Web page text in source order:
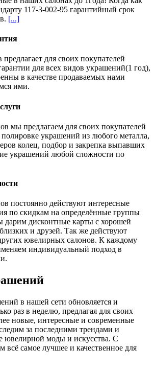
117-3-002-95 гарантийный срок
[...]
для своих покупателей
для всех видов украшений(1 год),
в качестве продаваемых нами
ими.
мы предлагаем для своих покупателей
украшений из любого металла,
колец, подбор и закрепка выпавших
украшений любой сложности по
постоянно действуют интересные
по скидкам на определённые группы
дарим дисконтные карты с хорошей
и друзей. Так же действуют
ювелирных салонов. К каждому
индивидуальный подход в
в нашей сети обновляется и
раз в неделю, предлагая для своих
новые, интересные и современные
за последними трендами и
ювелирной моды и искусства. С
всё самое лучшее и качественное для